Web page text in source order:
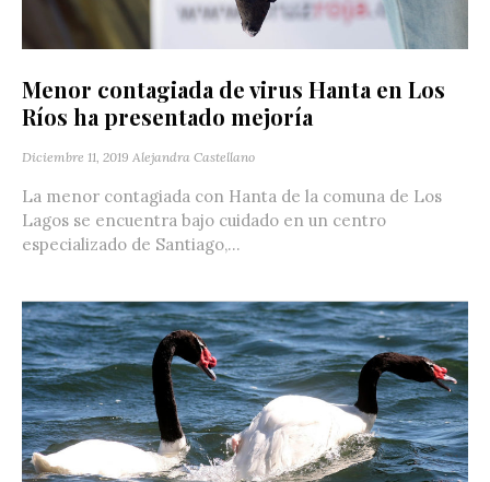
Menor contagiada de virus Hanta en Los
Ríos ha presentado mejoría
Diciembre 11, 2019 Alejandra Castellano
La menor contagiada con Hanta de la comuna de Los
Lagos se encuentra bajo cuidado en un centro
especializado de Santiago,...